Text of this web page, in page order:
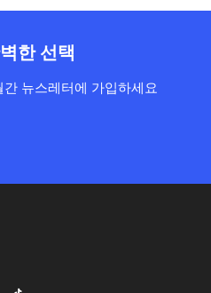
한 선택
뉴스레터에 가입하세요